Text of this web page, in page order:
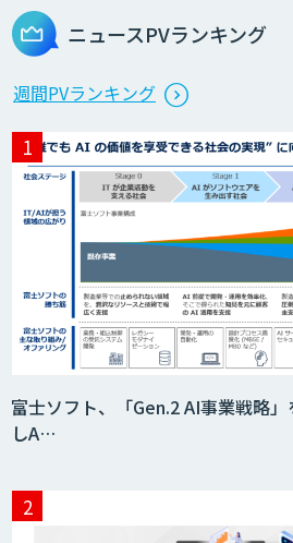
ニュースPVランキング
週間PVランキング
富士ソフト、「Gen.2 AI事業戦略
しA…